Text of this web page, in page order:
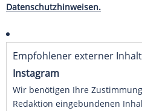
Datenschutzhinweisen.
Empfohlener externer
Instagram
Wir benötigen Ihre
Redaktion eingebundenen